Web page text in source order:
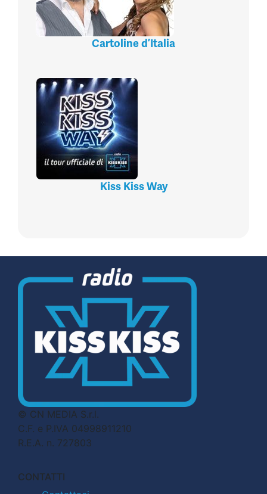
Cartoline d’Italia
Kiss Kiss Way
© CN MEDIA S.r.l.
C.F. e P.IVA 04998911210
R.E.A. n. 727803
CONTATTI